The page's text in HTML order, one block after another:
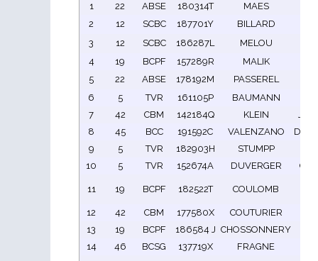
1 22 ABSE 180314T MAES
2
12 SCBC 187701Y BILLARD
3
12 SCBC 186287L MELOU
4
19 BCPF 157289R MALIK
5
22 ABSE 178192M PASSEREL
6
5 TVR 161105P BAUMANN
7
42 CBM 142184Q KLEIN
8
45 BCC 191592C VALENZANO
9
5 TVR 182903H STUMPP
10
5 TVR 152674A DUVERGER
11 19 BCPF 182522T COULOMB
12
42 CBM 177580X COUTURIER
13
19 BCPF 186584 J CHOSSONNERY
14
46 BCSG 137719X FRAGNE